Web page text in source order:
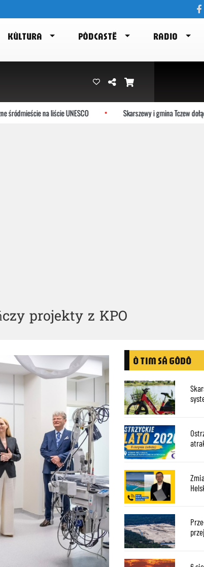
KÙLTURA PÒDCASTË RADIO
na liście UNESCO Skarszewy i gmina Tczew dołączają
projekty z KPO
Ò TIM SÃ GÔDÔ